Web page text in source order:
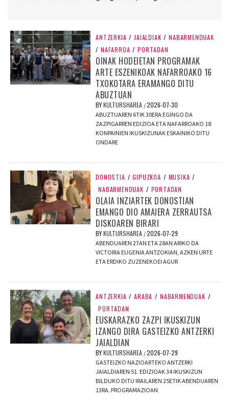
ANTZERKIA / JAIALDIAK / NABARMENDUAK
/ NAFARROA / PORTADAN
OINAK HODEIETAN PROGRAMAK
ARTE ESZENIKOAK NAFARROAKO 16
TXOKOTARA ERAMANGO DITU
ABUZTUAN
BYKULTURSHAREA /2026-07-30
ABUZTUAREN 6TIK 30ERA EGINGO DA
ZAZPIGARREN EDIZIOA ETA NAFARROAKO 18
KONPAINIEN IKUSKIZUNAK ESKAINIKO DITU
ONDARE
DONOSTIA / GIPUZKOA / MUSIKA /
NABARMENDUAK / PORTADAN
OLAIA INZIARTEK DONOSTIAN
EMANGO DIO AMAIERA ZERRAUTSA
DISKOAREN BIRARI
BYKULTURSHAREA /2026-07-29
ABENDUAREN 27AN ETA 28AN ARIKO DA
VICTORIA EUGENIA ANTZOKIAN, AZKEN URTE
ETA ERDIKO ZUZENEKOEI AGUR
ANTZERKIA / ARABA / NABARMENDUAK /
PORTADAN
EUSKARAZKO ZAZPI IKUSKIZUN
IZANGO DIRA GASTEIZKO ANTZERKI
JAIALDIAN
BYKULTURSHAREA /2026-07-29
GASTEIZKO NAZIOARTEKO ANTZERKI
JAIALDIAREN 51. EDIZIOAK 34 IKUSKIZUN
BILDUKO DITU IRAILAREN 25ETIK ABENDUAREN
13RA. PROGRAMAZIOAN